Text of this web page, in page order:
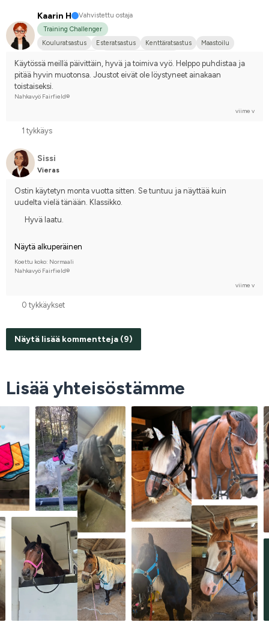
Kaarin H
Vahvistettu ostaja
Training Challenger
Kouluratsastus
Esteratsastus Kenttäratsastus
Maastoilu
Käytössä meillä päivittäin, hyvä ja toimiva vyö. Helppo puhdistaa ja
pitää hyvin muotonsa. Joustot eivät ole löystyneet ainakaan
toistaiseksi.
Nahkavyö Fairfield®
viime v
1 tykkäys
Sissi
Vieras
Ostin käytetyn monta vuotta sitten. Se tuntuu ja näyttää kuin
uudelta vielä tänään. Klassikko.
Hyvä laatu.
Näytä alkuperäinen
Koettu koko: Normaali
Nahkavyö Fairfield®
viime v
0 tykkäykset
Näytä lisää kommentteja (9)
Lisää yhteisöstämme